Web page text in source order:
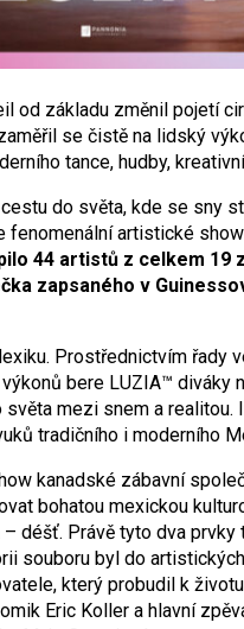
od základu změnil pojetí
se čistě na lidský
tance, hudby,
do světa, kde se sny
fenomenální artistické
44 artistů z celkem 19
zapsaného v
Prostřednictvím řady
bere LUZIA™ diváky
světa mezi snem a
tradičního i moderního
kanadské zábavní
bohatou mexickou
– déšť. Právě tyto dva
souboru byl do
který probudil k
Eric Koller a hlavní